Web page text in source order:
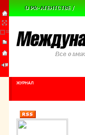
ЖУРНАЛ